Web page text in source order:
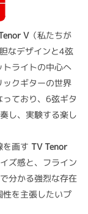
V（私たちが
なデザインと4弦
ライトの中心へ
クギターの世界
ており、6弦ギタ
し、実験する楽し
を画す TV Tenor
ズ感と、フライン
分かる強烈な存在
を主張したいプ